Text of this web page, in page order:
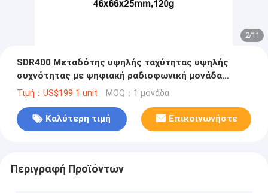
2/11
SDR400 Μεταδότης υψηλής ταχύτητας υψηλής
συχνότητας με ψηφιακή ραδιοφωνική μονάδα
άλματος
Τιμή：US$199 1 unit MOQ：1 μονάδα
Καλύτερη τιμή Επικοινωνήστε
Περιγραφή Προϊόντων